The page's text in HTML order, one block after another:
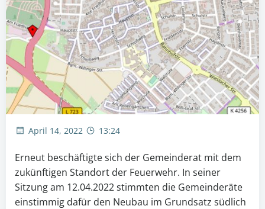
April 14, 2022 13:24
Erneut beschäftigte sich der Gemeinderat mit dem
zukünftigen Standort der Feuerwehr. In seiner
Sitzung am 12.04.2022 stimmten die Gemeinderäte
einstimmig dafür den Neubau im Grundsatz südlich